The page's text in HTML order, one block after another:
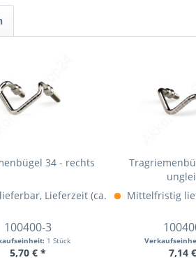
Mehr Info »
34 - rechts
Lieferzeit (ca. 1-3 Werktage)
100400-3
1 Stück
5,70 € *
Mittelfristig
7,14